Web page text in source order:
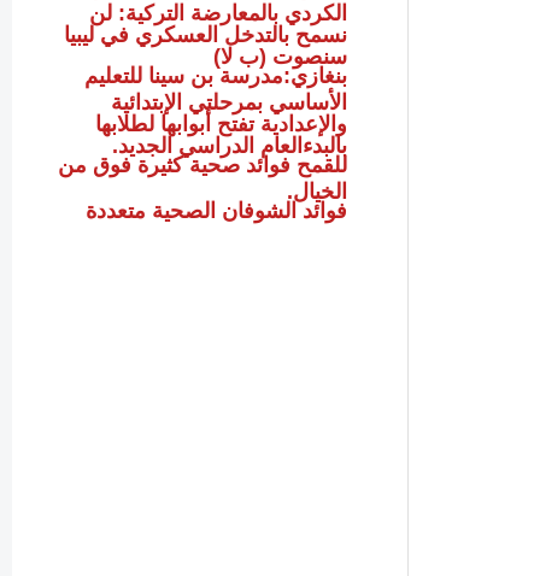
الكردي بالمعارضة التركية: لن
نسمح بالتدخل العسكري في ليبيا
سنصوت (ب لا)
بنغازي:مدرسة بن سينا للتعليم
الأساسي بمرحلتي الإبتدائية
والإعدادية تفتح أبوابها لطلابها
بالبدءالعام الدراسي الجديد.
للقمح فوائد صحية كثيرة فوق من
الخيال.
فوائد الشوفان الصحية متعددة